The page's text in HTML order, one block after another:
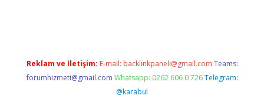
Reklam ve İletişim: E-mail: backlinkpaneli@gmail.com Teams:
forumhizmeti@gmail.com Whatsapp: 0262 606 0 726 Telegram:
@karabul